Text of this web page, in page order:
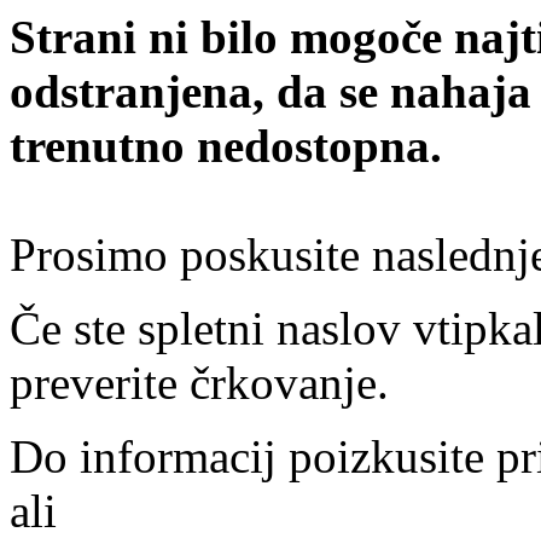
Strani ni bilo mogoče
odstranjena, da se
trenutno nedostopna.
Prosimo poskusite
Če ste spletni naslov
preverite črkovanje.
Do informacij poizkusite
ali